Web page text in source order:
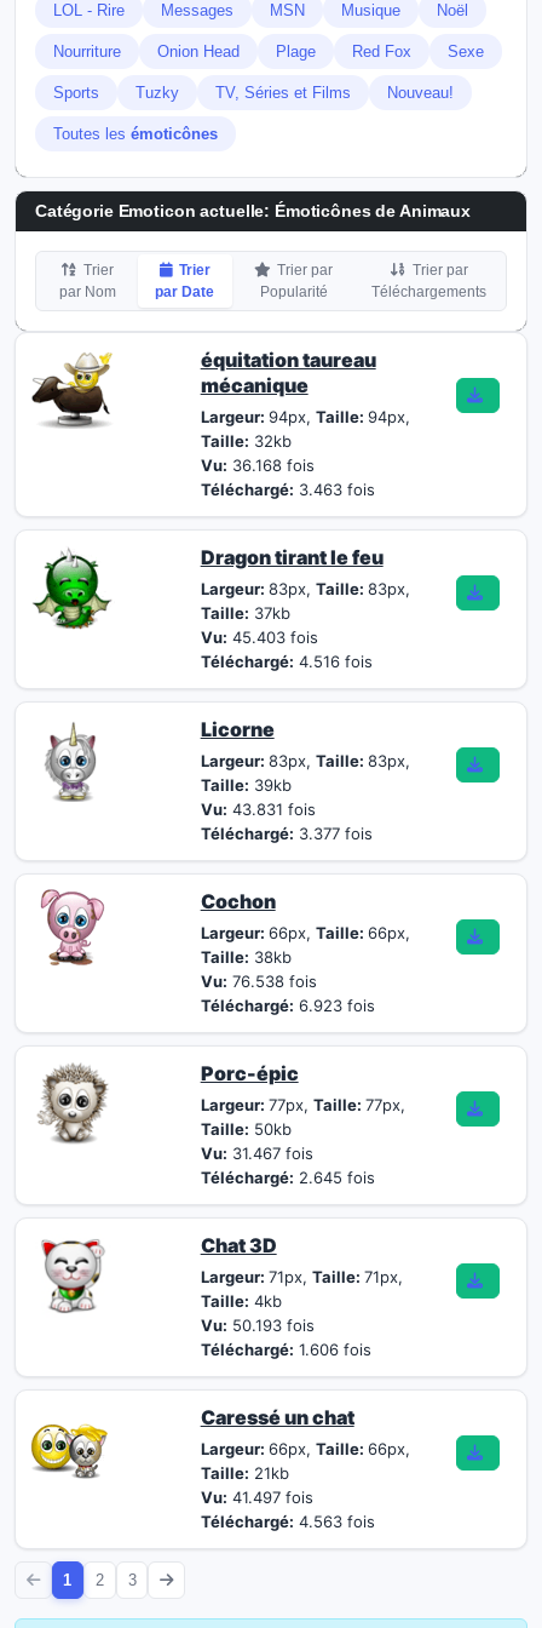
LOL - Rire Messages MSN Musique Noël
Nourriture Onion Head Plage Red Fox Sexe
Sports Tuzky TV, Séries et Films Nouveau!
Toutes les émoticônes
Catégorie Emoticon actuelle: Émoticônes de Animaux
Trier
par Nom
Trier
par Date
Trier par
Popularité
Trier par
Téléchargements
équitation taureau
mécanique
Largeur: 94px, Taille: 94px,
Taille: 32kb
Vu: 36.168 fois
Téléchargé: 3.463 fois
Dragon tirant le feu
Largeur: 83px, Taille: 83px,
Taille: 37kb
Vu: 45.403 fois
Téléchargé: 4.516 fois
Licorne
Largeur: 83px, Taille: 83px,
Taille: 39kb
Vu: 43.831 fois
Téléchargé: 3.377 fois
Cochon
Largeur: 66px, Taille: 66px,
Taille: 38kb
Vu: 76.538 fois
Téléchargé: 6.923 fois
Porc-épic
Largeur: 77px, Taille: 77px,
Taille: 50kb
Vu: 31.467 fois
Téléchargé: 2.645 fois
Chat 3D
Largeur: 71px, Taille: 71px,
Taille: 4kb
Vu: 50.193 fois
Téléchargé: 1.606 fois
Caressé un chat
Largeur: 66px, Taille: 66px,
Taille: 21kb
Vu: 41.497 fois
Téléchargé: 4.563 fois
1 2 3